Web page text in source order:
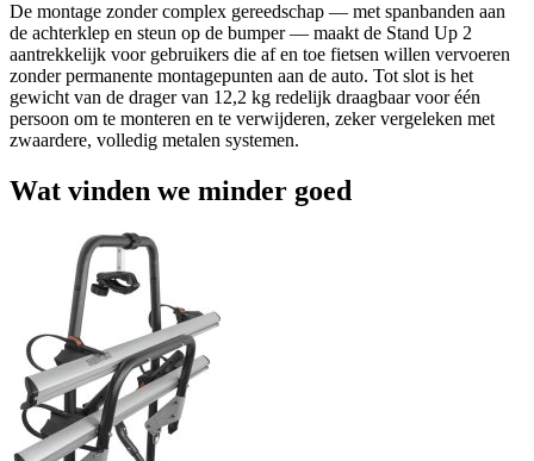
De montage zonder complex gereedschap — met spanbanden aan
de achterklep en steun op de bumper — maakt de Stand Up 2
aantrekkelijk voor gebruikers die af en toe fietsen willen vervoeren
zonder permanente montagepunten aan de auto. Tot slot is het
gewicht van de drager van 12,2 kg redelijk draagbaar voor één
persoon om te monteren en te verwijderen, zeker vergeleken met
zwaardere, volledig metalen systemen.
Wat vinden we minder goed